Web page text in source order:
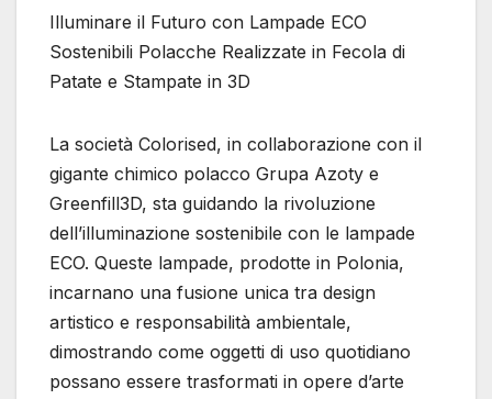
Illuminare il Futuro con Lampade ECO
Sostenibili Polacche Realizzate in Fecola di
Patate e Stampate in 3D
La società Colorised, in collaborazione con il
gigante chimico polacco Grupa Azoty e
Greenfill3D, sta guidando la rivoluzione
dell’illuminazione sostenibile con le lampade
ECO. Queste lampade, prodotte in Polonia,
incarnano una fusione unica tra design
artistico e responsabilità ambientale,
dimostrando come oggetti di uso quotidiano
possano essere trasformati in opere d’arte